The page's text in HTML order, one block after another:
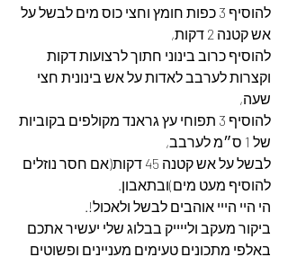
להוסיף 3 כפות חומץ וחצי כוס מים לבשל על
אש קטנה 2 דקות,
להוסיף כרוב בינוני חתוך לרצועות דקות
וקצרות לערבב לאדות על אש בינונית חצי
שעה,
להוסיף 3 תפוחי עץ גראנד מקולפים בקוביות
של 1 ס״מ לערבב,
לבשל על אש קטנה 45 דקות(אם חסר נוזלים
להוסיף מעט מים)ובתאבון.
הי היי הייי אוהבים לבשל ולאכול!.
ביקור מעקב ולייייק בבלוג שלי יעשיר אתכם
באלפי מתכונים טעימים מעניינים ופשוטים